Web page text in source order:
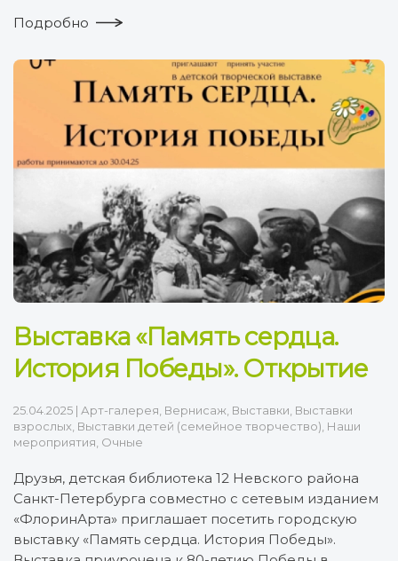
Подробно
Выставка «Память сердца.
История Победы». Открытие
25.04.2025 | Арт-галерея Вернисаж Выставки Выставки
взрослых Выставки детей (семейное творчество) Наши
мероприятия Очные
Друзья, детская библиотека 12 Невского района
Санкт-Петербурга совместно с сетевым изданием
«ФлоринАрта» приглашает посетить городскую
выставку «Память сердца. История Победы».